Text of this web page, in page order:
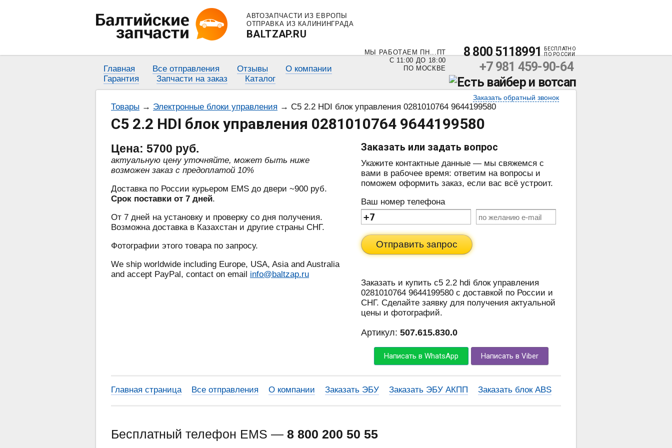
АВТОЗАПЧАСТИ ИЗ ЕВРОПЫ
ОТПРАВКА ИЗ КАЛИНИНГРАДА
BALTZAP.RU
МЫ РАБОТАЕМ ПН...ПТ
С 11:00 ДО 18:00
ПО МОСКВЕ
8 800 5118991
БЕСПЛАТНО
ПО РОССИИ
+7 981 459-90-64
Заказать обратный звонок
Главная Все отправления Отзывы
О компании
Гарантия
Запчасти на заказ Каталог
Товары → Электронные блоки управления → C5 2.2 HDI блок управления 0281010764 9644199580
C5 2.2 HDI блок управления 0281010764 9644199580
Цена: 5700 руб.
актуальную цену уточняйте, может быть ниже
возможен заказ с предоплатой 10%
Доставка по России курьером EMS до двери ~900 руб.
Срок поставки от 7 дней.
От 7 дней на установку и проверку со дня получения.
Возможна доставка в Казахстан и другие страны СНГ.
Фотографии этого товара по запросу.
We ship worldwide including Europe, USA, Asia and Australia
and accept PayPal, contact on email info@baltzap.ru
Заказать или задать вопрос
Укажите контактные данные — мы свяжемся с
вами в рабочее время: ответим на вопросы и
поможем оформить заказ, если вас всё устроит.
Ваш номер телефона
Отправить запрос
Заказать и купить c5 2.2 hdi блок управления
0281010764 9644199580 с доставкой по России и
СНГ. Сделайте заявку для получения актуальной
цены и фотографий.
Артикул: 507.615.830.0
Написать в WhatsApp Написать в Viber
Главная страница Все отправления О компании Заказать ЭБУ Заказать ЭБУ АКПП Заказать блок ABS
Бесплатный телефон EMS — 8 800 200 50 55